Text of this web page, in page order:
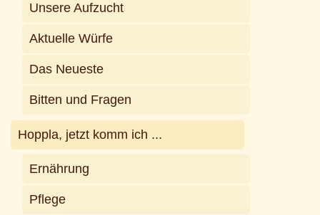
Unsere Aufzucht
Aktuelle Würfe
Das Neueste
Bitten und Fragen
Hoppla, jetzt komm ich ...
Ernährung
Pflege